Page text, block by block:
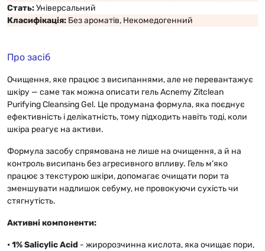
Стать:Універсальний
Класифікація: Без ароматів, Некомедогенний
Про засіб
Очищення, яке працює з висипаннями, але не перевантажує
шкіру — саме так можна описати гель Acnemy Zitclean
Purifying Cleansing Gel. Це продумана формула, яка поєднує
ефективність і делікатність, тому підходить навіть тоді, коли
шкіра реагує на активи.
Формула засобу спрямована не лише на очищення, а й на
контроль висипань без агресивного впливу. Гель м’яко
працює з текстурою шкіри, допомагає очищати пори та
зменшувати надлишок себуму, не провокуючи сухість чи
стягнутість.
Активні компоненти:
• 1% Salicylic Acid - жиророзчинна кислота, яка очищає пори,